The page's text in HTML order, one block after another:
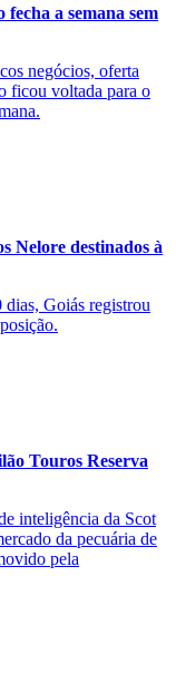
a semana sem
negócios, oferta
ficou voltada para o
Nelore destinados à
dias, Goiás registrou
Touros Reserva
inteligência da Scot
da pecuária de
pela